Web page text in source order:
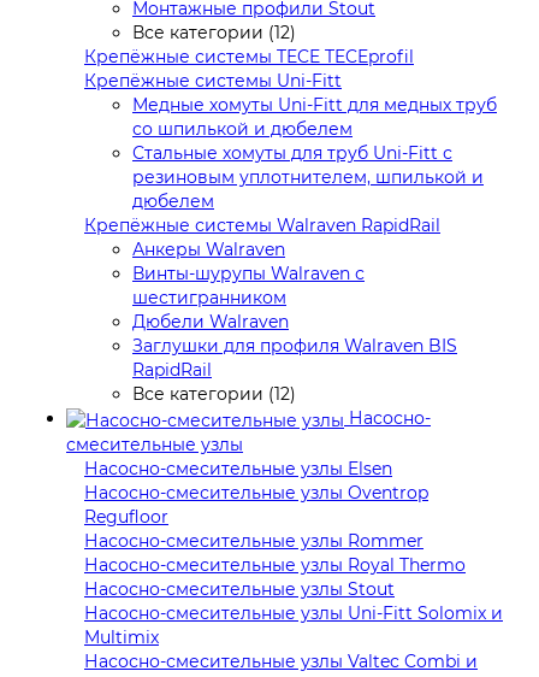
Монтажные профили Stout
Все категории (12)
Крепёжные системы TECE TECEprofil
Крепёжные системы Uni-Fitt
Медные хомуты Uni-Fitt для медных труб
со шпилькой и дюбелем
Стальные хомуты для труб Uni-Fitt с
резиновым уплотнителем, шпилькой и
дюбелем
Крепёжные системы Walraven RapidRail
Анкеры Walraven
Винты-шурупы Walraven с
шестигранником
Дюбели Walraven
Заглушки для профиля Walraven BIS
RapidRail
Все категории (12)
Насосно-
смесительные узлы
Насосно-смесительные узлы Elsen
Насосно-смесительные узлы Oventrop
Regufloor
Насосно-смесительные узлы Rommer
Насосно-смесительные узлы Royal Thermo
Насосно-смесительные узлы Stout
Насосно-смесительные узлы Uni-Fitt Solomix и
Multimix
Насосно-смесительные узлы Valtec Combi и